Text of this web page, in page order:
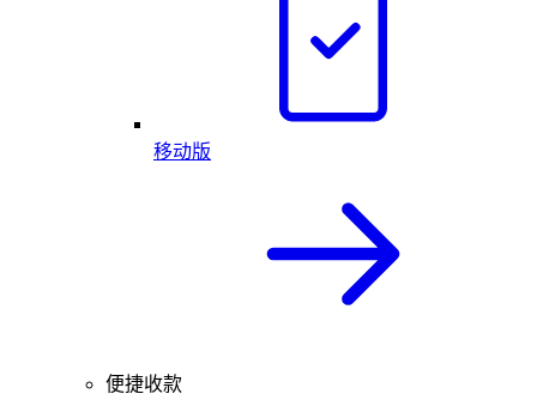
移动版
便捷收款